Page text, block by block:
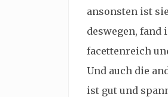
ansonsten ist
deswegen, fand
facettenreich
Und auch die
ist gut und